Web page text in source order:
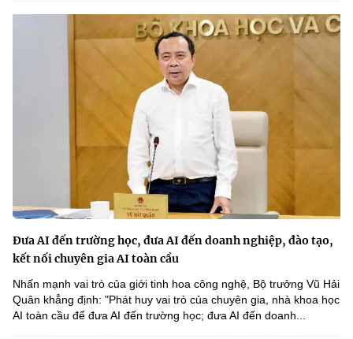
Đưa AI đến trường học, đưa AI đến doanh nghiệp, đào tạo,
kết nối chuyên gia AI toàn cầu
Nhấn mạnh vai trò của giới tinh hoa công nghệ, Bộ trưởng Vũ Hải
Quân khẳng định: "Phát huy vai trò của chuyên gia, nhà khoa học
AI toàn cầu để đưa AI đến trường học; đưa AI đến doanh...